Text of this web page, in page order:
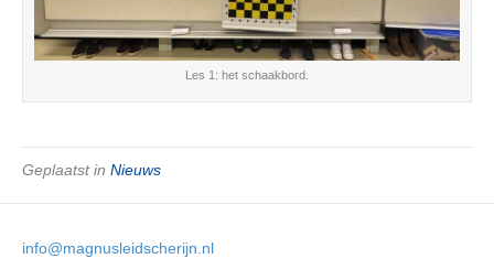
Les 1: het schaakbord.
Geplaatst in Nieuws
info@magnusleidscherijn.nl